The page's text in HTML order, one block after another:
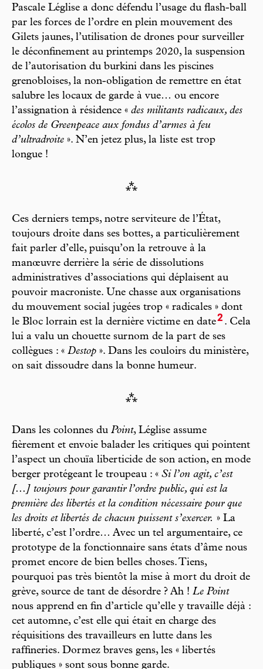
Pascale Léglise a donc défendu l’usage du flash-ball
par les forces de l’ordre en plein mouvement des
Gilets jaunes, l’utilisation de drones pour surveiller
le déconfinement au printemps 2020, la suspension
de l’autorisation du burkini dans les piscines
grenobloises, la non-obligation de remettre en état
salubre les locaux de garde à vue… ou encore
l’assignation à résidence « des militants radicaux, des
écolos de Greenpeace aux fondus d’armes à feu
d’ultradroite ». N’en jetez plus, la liste est trop
longue !
⁂
Ces derniers temps, notre serviteure de l’État,
toujours droite dans ses bottes, a particulièrement
fait parler d’elle, puisqu’on la retrouve à la
manœuvre derrière la série de dissolutions
administratives d’associations qui déplaisent au
pouvoir macroniste. Une chasse aux organisations
du mouvement social jugées trop « radicales » dont
le Bloc lorrain est la dernière victime en date2 . Cela
lui a valu un chouette surnom de la part de ses
collègues : « Destop ». Dans les couloirs du ministère,
on sait dissoudre dans la bonne humeur.
⁂
Dans les colonnes du Point, Léglise assume
fièrement et envoie balader les critiques qui pointent
l’aspect un chouïa liberticide de son action, en mode
berger protégeant le troupeau : « Si l’on agit, c’est
[...] toujours pour garantir l’ordre public, qui est la
première des libertés et la condition nécessaire pour que
les droits et libertés de chacun puissent s’exercer. » La
liberté, c’est l’ordre… Avec un tel argumentaire, ce
prototype de la fonctionnaire sans états d’âme nous
promet encore de bien belles choses. Tiens,
pourquoi pas très bientôt la mise à mort du droit de
grève, source de tant de désordre ? Ah ! Le Point
nous apprend en fin d’article qu’elle y travaille déjà :
cet automne, c’est elle qui était en charge des
réquisitions des travailleurs en lutte dans les
raffineries. Dormez braves gens, les « libertés
publiques » sont sous bonne garde.